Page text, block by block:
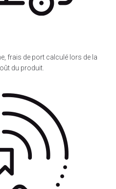
frais de port calculé lors de la
du produit.